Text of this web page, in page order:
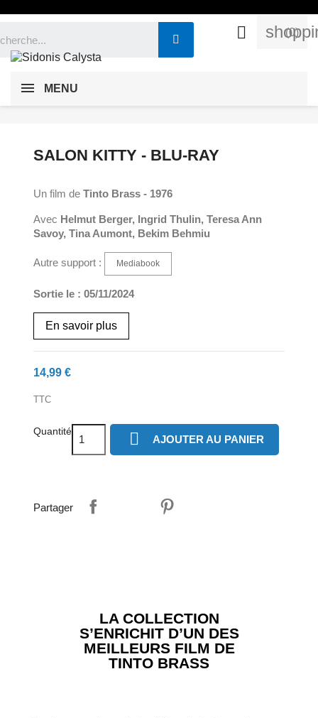
 (0)
MENU
SALON KITTY - BLU-RAY
Un film de Tinto Brass - 1976
Avec Helmut Berger, Ingrid Thulin, Teresa Ann
Savoy, Tina Aumont, Bekim Behmiu
Autre support : Mediabook
Sortie le : 05/11/2024
En savoir plus
14,99 €
TTC
Quantité  AJOUTER AU PANIER
Partager
LA COLLECTION
S’ENRICHIT D’UN DES
MEILLEURS FILM DE
TINTO BRASS